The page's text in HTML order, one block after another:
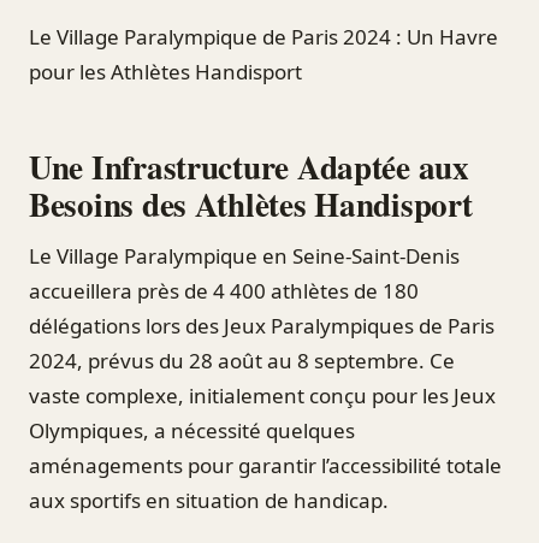
Le Village Paralympique de Paris 2024 : Un Havre
pour les Athlètes Handisport
Une Infrastructure Adaptée aux
Besoins des Athlètes Handisport
Le Village Paralympique en Seine-Saint-Denis
accueillera près de 4 400 athlètes de 180
délégations lors des Jeux Paralympiques de Paris
2024, prévus du 28 août au 8 septembre. Ce
vaste complexe, initialement conçu pour les Jeux
Olympiques, a nécessité quelques
aménagements pour garantir l’accessibilité totale
aux sportifs en situation de handicap.